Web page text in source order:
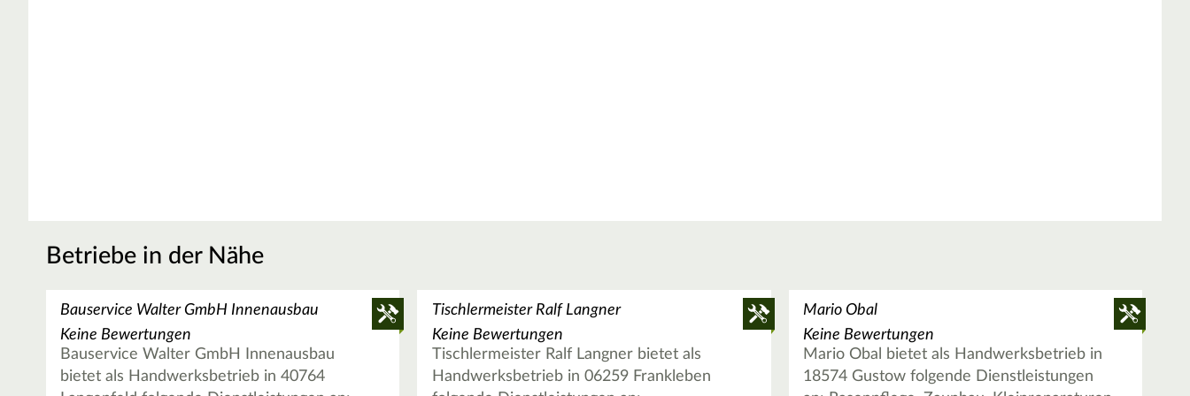
Betriebe in der Nähe
Bauservice Walter GmbH Innenausbau
Keine Bewertungen
Bauservice Walter GmbH Innenausbau
bietet als Handwerksbetrieb in 40764
Tischlermeister Ralf Langner
Keine Bewertungen
Tischlermeister Ralf Langner bietet als
Handwerksbetrieb in 06259 Frankleben
Mario Obal
Keine Bewertungen
Mario Obal bietet als Handwerksbetrieb in
18574 Gustow folgende Dienstleistungen